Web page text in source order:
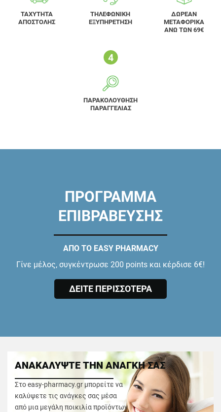
ΤΑΧΥΤΗΤΑ
ΑΠΟΣΤΟΛΗΣ
ΤΗΛΕΦΩΝΙΚΗ
ΕΞΥΠΗΡΕΤΗΣΗ
ΔΩΡΕΑΝ
ΜΕΤΑΦΟΡΙΚΑ
ΑΝΩ ΤΩΝ 69€
ΠΑΡΑΚΟΛΟΥΘΗΣΗ
ΠΑΡΑΓΓΕΛΙΑΣ
ΠΡΟΓΡΑΜΜΑ
ΕΠΙΒΡΑΒΕΥΣΗΣ
ΑΠΟ ΤΟ EASY PHARMACY
Γίνε μέλος, συγκέντρωσε 200 points και κέρδισε 6€!
ΔΕΙΤΕ ΠΕΡΙΣΣΟΤΕΡΑ
ΑΝΑΚΑΛΥΨΤΕ ΤΗΝ ΑΝΑΓΚΗ ΣΑΣ
Στο easy-pharmacy.gr μπορείτε να
καλύψετε τις ανάγκες σας μέσα
από μια μεγάλη ποικιλία προϊόντων